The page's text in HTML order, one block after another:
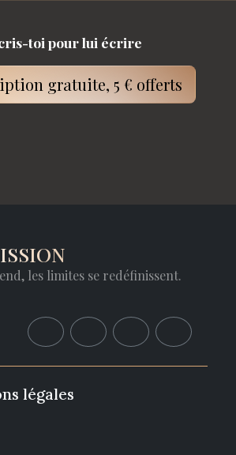
toi pour lui écrire
gratuite, 5 € offerts
les limites se redéfinissent.
légales